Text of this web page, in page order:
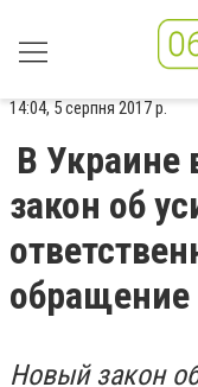
14:04, 5 серпня 2017 р.
В Украине
закон об
Новый закон